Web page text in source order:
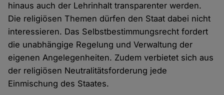
hinaus auch der Lehrinhalt transparenter werden.
Die religiösen Themen dürfen den Staat dabei nicht
interessieren. Das Selbstbestimmungsrecht fordert
die unabhängige Regelung und Verwaltung der
eigenen Angelegenheiten. Zudem verbietet sich aus
der religiösen Neutralitätsforderung jede
Einmischung des Staates.